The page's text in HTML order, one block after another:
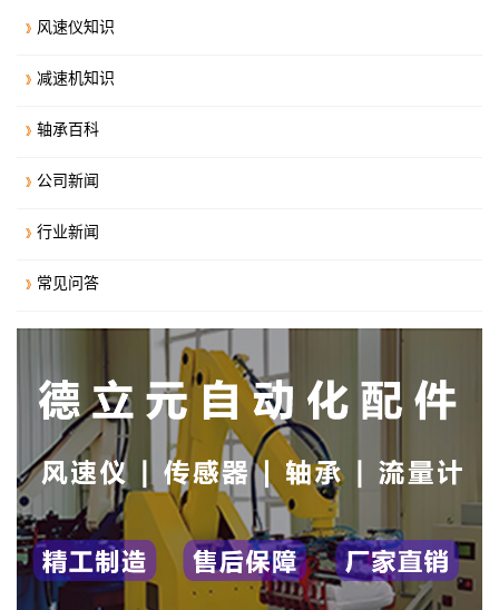
风速仪知识
减速机知识
轴承百科
公司新闻
行业新闻
常见问答